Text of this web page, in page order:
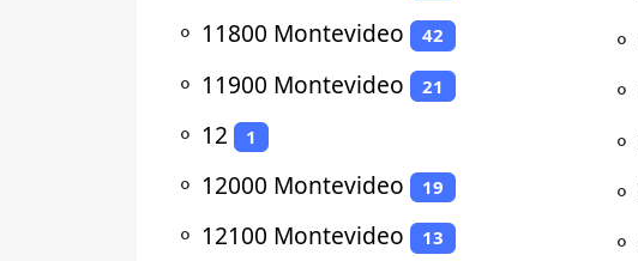
⚬ 11800 Montevideo 42
⚬ 11900 Montevideo 21
⚬ 12 1
⚬ 12000 Montevideo 19
⚬ 12100 Montevideo 13
⚬
⚬
⚬
⚬
⚬